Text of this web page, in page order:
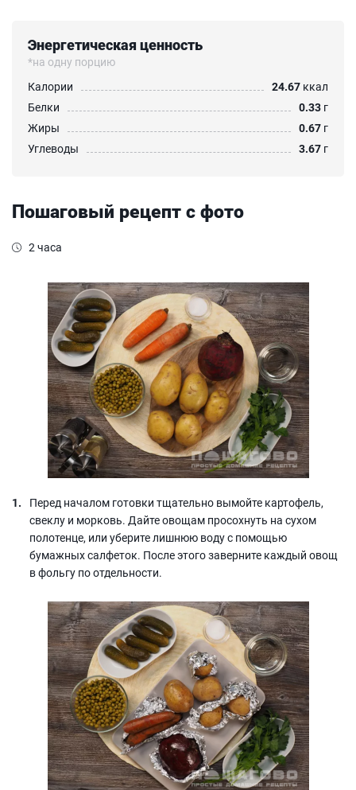
Энергетическая ценность
*на одну порцию
Калории
24.67 ккал
Белки
0.33 г
Жиры
0.67 г
Углеводы
3.67 г
Пошаговый рецепт с фото
2 часа
Перед началом готовки тщательно вымойте картофель,
свеклу и морковь. Дайте овощам просохнуть на сухом
полотенце, или уберите лишнюю воду с помощью
бумажных салфеток. После этого заверните каждый овощ
в фольгу по отдельности.